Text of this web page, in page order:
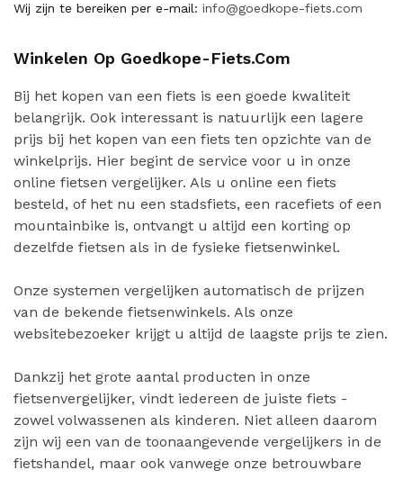
Wij zijn te bereiken per e-mail: info@goedkope-fiets.com
Winkelen Op Goedkope-Fiets.com
Bij het kopen van een fiets is een goede kwaliteit
belangrijk. Ook interessant is natuurlijk een lagere
prijs bij het kopen van een fiets ten opzichte van de
winkelprijs. Hier begint de service voor u in onze
online fietsen vergelijker. Als u online een fiets
besteld, of het nu een stadsfiets, een racefiets of een
mountainbike is, ontvangt u altijd een korting op
dezelfde fietsen als in de fysieke fietsenwinkel.
Onze systemen vergelijken automatisch de prijzen
van de bekende fietsenwinkels. Als onze
websitebezoeker krijgt u altijd de laagste prijs te zien.
Dankzij het grote aantal producten in onze
fietsenvergelijker, vindt iedereen de juiste fiets -
zowel volwassenen als kinderen. Niet alleen daarom
zijn wij een van de toonaangevende vergelijkers in de
fietshandel, maar ook vanwege onze betrouwbare